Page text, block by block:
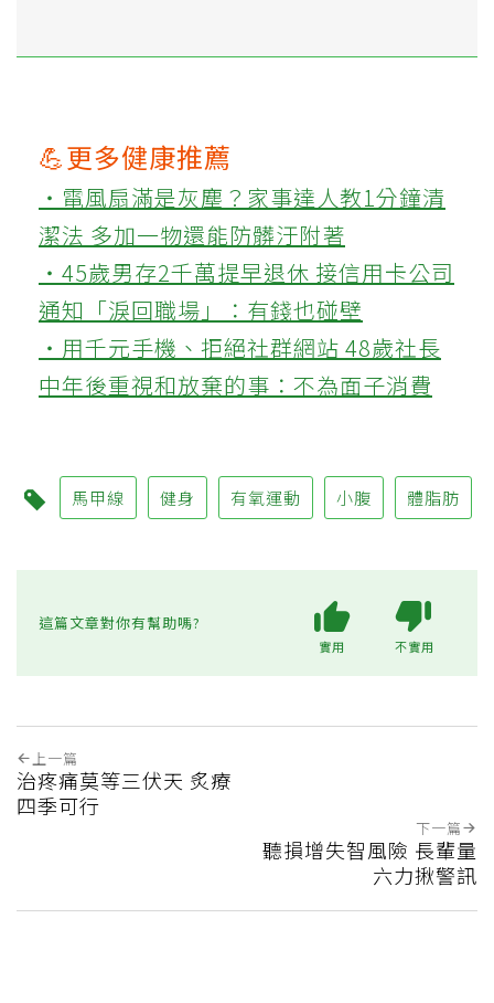
💪更多健康推薦
‧電風扇滿是灰塵？家事達人教1分鐘清
潔法 多加一物還能防髒汙附著
‧45歲男存2千萬提早退休 接信用卡公司
通知「淚回職場」：有錢也碰壁
‧用千元手機、拒絕社群網站 48歲社長
中年後重視和放棄的事：不為面子消費
馬甲線 健身 有氧運動 小腹 體脂肪
這篇文章對你有幫助嗎?
實用 不實用
上一篇
治疼痛莫等三伏天 炙療
四季可行
下一篇
聽損增失智風險 長輩量
六力揪警訊